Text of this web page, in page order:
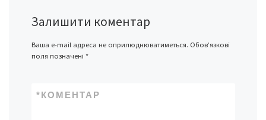
Залишити коментар
Ваша e-mail адреса не оприлюднюватиметься. Обов’язкові
поля позначені *
КОМЕНТАР
*